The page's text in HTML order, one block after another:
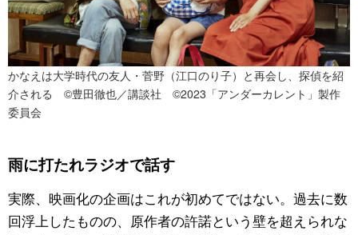
かなえは大学時代の友人・菅野（江口のり子）と再会し、探偵を紹
介される ©豊田徹也／講談社 ©2023「アンダーカレント」製作
委員会
雨に打たれラジオで話す
実際、映画化の企画はこれが初めてではない。過去に数
回浮上したものの、原作者の許諾という壁を超えられな